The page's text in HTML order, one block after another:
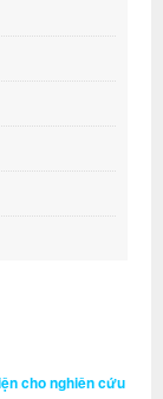
cho nghiên cứu